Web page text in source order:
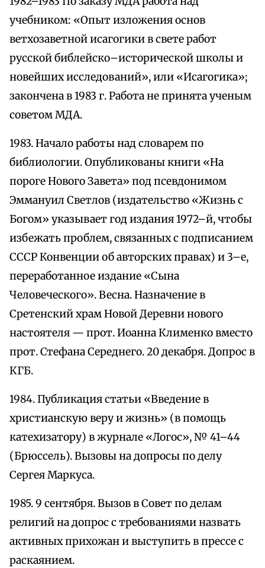
учебником: «Опыт изложения основ
ветхозаветной исагогики в свете работ
русской библейско–исторической школы и
новейших исследований», или «Исагогика»;
закончена в 1983 г. Работа не принята ученым
советом МДА.
1983. Начало работы над словарем по
библиологии. Опубликованы книги «На
пороге Нового Завета» под псевдонимом
Эммануил Светлов (издательство «Жизнь с
Богом» указывает год издания 1972–й, чтобы
избежать проблем, связанных с подписанием
СССР Конвенции об авторских правах) и 3–е,
переработанное издание «Сына
Человеческого». Весна. Назначение в
Сретенский храм Новой Деревни нового
настоятеля — прот. Иоанна Клименко вместо
прот. Стефана Середнего. 20 декабря. Допрос в
КГБ.
1984. Публикация статьи «Введение в
христианскую веру и жизнь» (в помощь
катехизатору) в журнале «Логос», № 41–44
(Брюссель). Вызовы на допросы по делу
Сергея Маркуса.
1985. 9 сентября. Вызов в Совет по делам
религий на допрос с требованиями назвать
активных прихожан и выступить в прессе с
раскаянием.